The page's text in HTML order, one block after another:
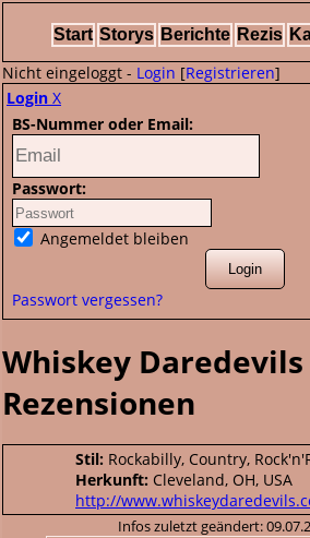
Start Storys Berichte Rezis
Nicht eingeloggt - Login [Registrieren]
Login X
BS-Nummer oder Email:
Passwort:
Angemeldet bleiben
Passwort vergessen?
Whiskey Daredevils
Rezensionen
Stil: Rockabilly, Country,
Herkunft: Cleveland, OH, USA
http://
Infos zuletzt geändert: